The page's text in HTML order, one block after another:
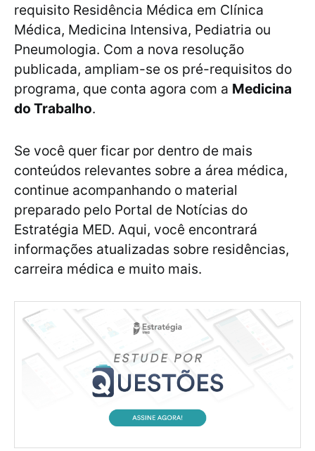
requisito Residência Médica em Clínica
Médica, Medicina Intensiva, Pediatria ou
Pneumologia. Com a nova resolução
publicada, ampliam-se os pré-requisitos do
programa, que conta agora com a Medicina
do Trabalho.
Se você quer ficar por dentro de mais
conteúdos relevantes sobre a área médica,
continue acompanhando o material
preparado pelo Portal de Notícias do
Estratégia MED. Aqui, você encontrará
informações atualizadas sobre residências,
carreira médica e muito mais.